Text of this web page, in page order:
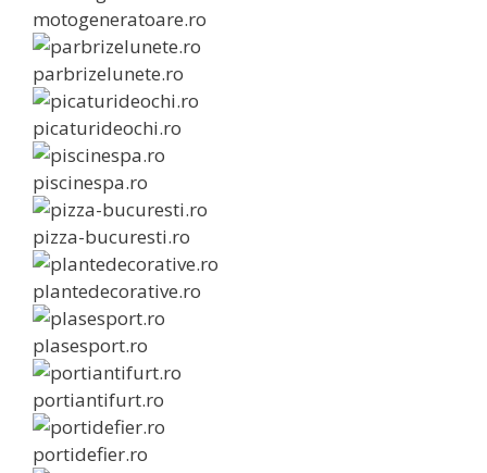
motogeneratoare.ro
parbrizelunete.ro
picaturideochi.ro
piscinespa.ro
pizza-bucuresti.ro
plantedecorative.ro
plasesport.ro
portiantifurt.ro
portidefier.ro